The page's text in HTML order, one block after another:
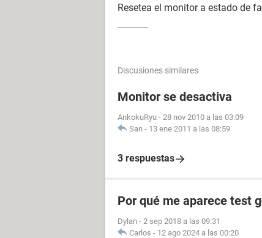
Resetea el monitor a estado de
Discusiones similares
Monitor se desactiva
AnkokuRyu - 28 nov 2010 a las 03:09
San - 13 ene 2011 a las 08:59
3 respuestas
Por qué me aparece test
Dylan - 2 sep 2018 a las 09:31
Carlos - 12 ago 2024 a las 00:20